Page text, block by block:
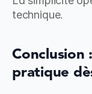
technique.
Conclusion
pratique